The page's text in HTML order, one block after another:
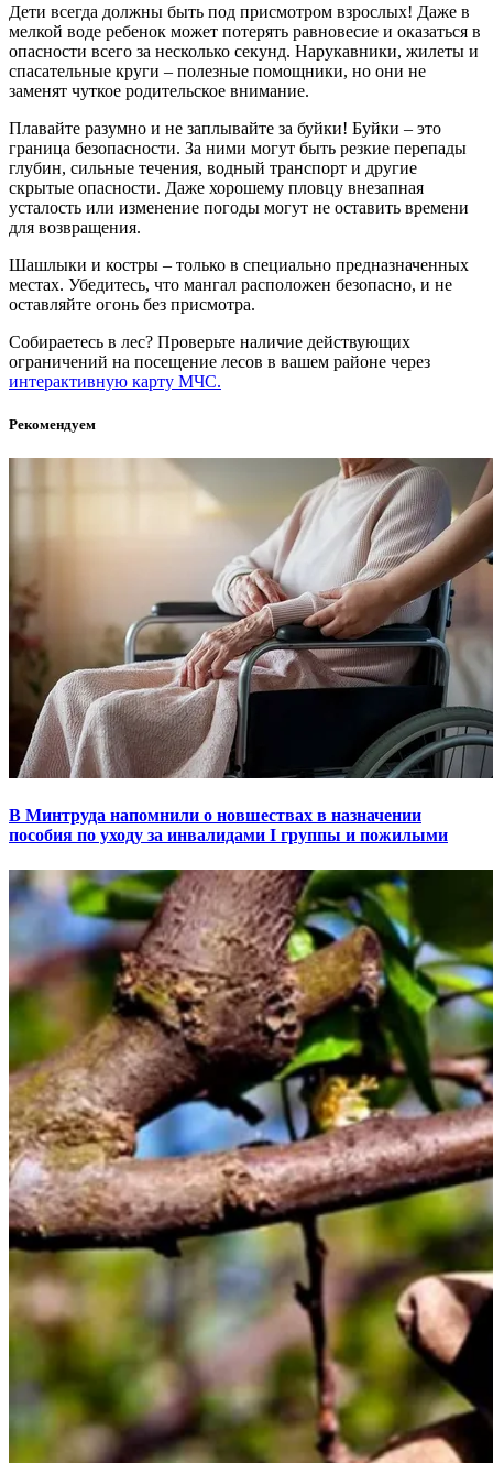
Дети всегда должны быть под присмотром взрослых! Даже в
мелкой воде ребенок может потерять равновесие и оказаться в
опасности всего за несколько секунд. Нарукавники, жилеты и
спасательные круги – полезные помощники, но они не
заменят чуткое родительское внимание.
Плавайте разумно и не заплывайте за буйки! Буйки – это
граница безопасности. За ними могут быть резкие перепады
глубин, сильные течения, водный транспорт и другие
скрытые опасности. Даже хорошему пловцу внезапная
усталость или изменение погоды могут не оставить времени
для возвращения.
Шашлыки и костры – только в специально предназначенных
местах. Убедитесь, что мангал расположен безопасно, и не
оставляйте огонь без присмотра.
Собираетесь в лес? Проверьте наличие действующих
ограничений на посещение лесов в вашем районе через
интерактивную карту МЧС.
Рекомендуем
В Минтруда напомнили о новшествах в назначении
пособия по уходу за инвалидами I группы и пожилыми